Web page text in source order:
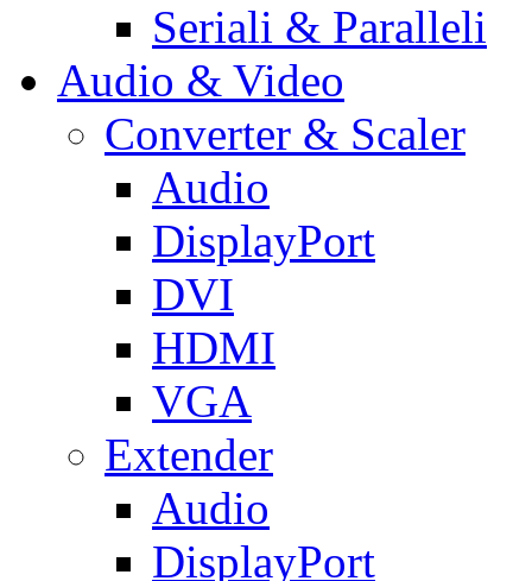
Seriali & Paralleli
Audio & Video
Converter & Scaler
Audio
DisplayPort
DVI
HDMI
VGA
Extender
Audio
DisplayPort